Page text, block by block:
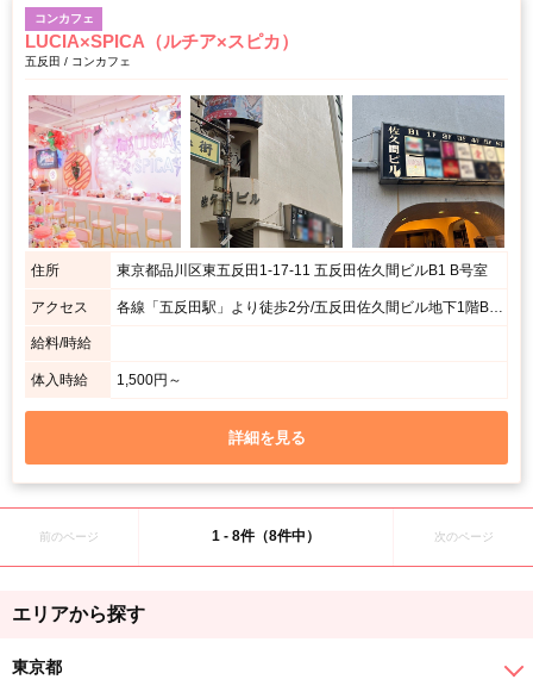
コンカフェ
LUCIA×SPICA（ルチア×スピカ）
五反田 / コンカフェ
住所 東京都品川区東五反田1-17-11 五反田佐久間ビルB1 B号室
アクセス 各線「五反田駅」より徒歩2分/五反田佐久間ビル地下1階B号室になります
給料/時給
体入時給 1,500円～
詳細を見る
前のページ 1 - 8件（8件中） 次のページ
エリアから探す
東京都